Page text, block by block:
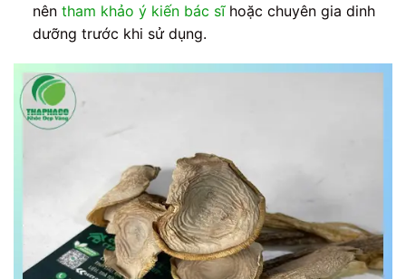
nên tham khảo ý kiến bác sĩhoặc chuyên gia dinh
dưỡng trước khi sử dụng.